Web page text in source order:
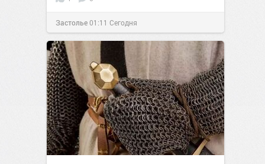
Застолье01:11 Сегодня